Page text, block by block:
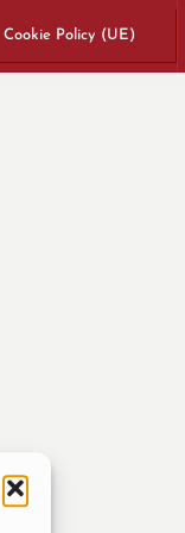
Cookie Policy (UE)